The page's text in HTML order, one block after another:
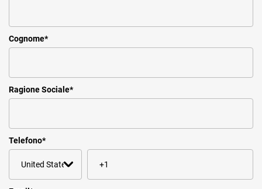
Cognome*
Ragione Sociale*
Telefono*